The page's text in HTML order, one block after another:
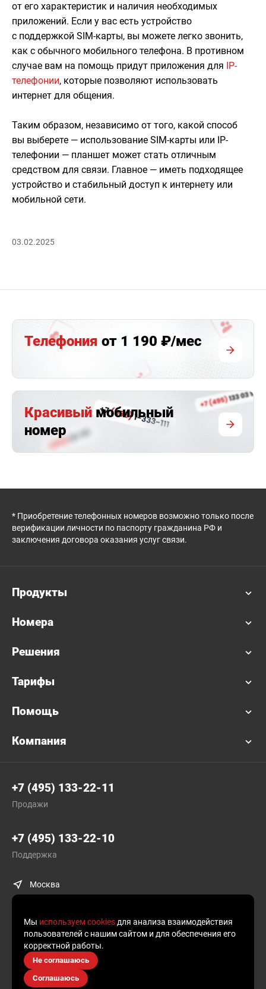
от его характеристик и наличия необходимых
приложений. Если у вас есть устройство
с поддержкой SIM-карты, вы можете легко звонить,
как с обычного мобильного телефона. В противном
случае вам на помощь придут приложения для IP-
телефонии, которые позволяют использовать
интернет для общения.
Таким образом, независимо от того, какой способ
вы выберете — использование SIM-карты или IP-
телефонии — планшет может стать отличным
средством для связи. Главное — иметь подходящее
устройство и стабильный доступ к интернету или
мобильной сети.
03.02.2025
Телефония от 1 190 ₽/мес
Красивый мобильный
номер
* Приобретение телефонных номеров возможно только после
верификации личности по паспорту гражданина РФ и
заключения договора оказания услуг связи.
Продукты
Номера
Решения
Тарифы
Помощь
Компания
+7 (495) 133-22-11
Продажи
+7 (495) 133-22-10
Поддержка
Москва
© Plusofon.ru, 2019—2026.
Продолжая использовать наш сайт, вы даете согласие на обработку
файлов cookies и других пользовательских данных, в соответствии
Мы используем cookies для анализа взаимодействия
пользователей с нашим сайтом и для обеспечения его
корректной работы.
Не соглашаюсь
Соглашаюсь